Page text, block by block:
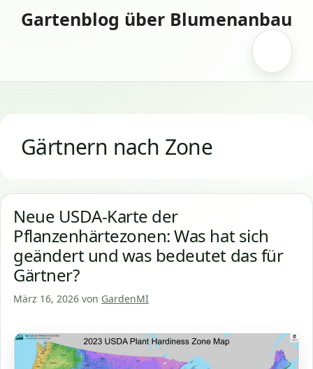
InhaltGartenblog über Blumenanbau
Gärtnern nach Zone
Neue USDA-Karte der
Pflanzenhärtezonen: Was hat sich
geändert und was bedeutet das für
Gärtner?
März 16, 2026 von GardenMI